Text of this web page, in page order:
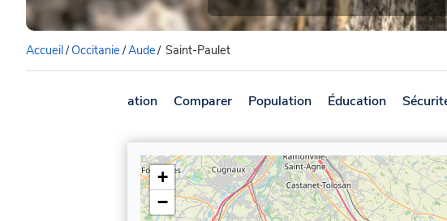
Accueil/Occitanie/Aude/ Saint-Paulet
Présentation Comparer Population Éducation
+
−